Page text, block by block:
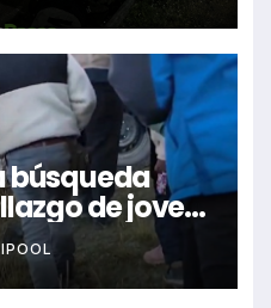
búsqueda
de joven